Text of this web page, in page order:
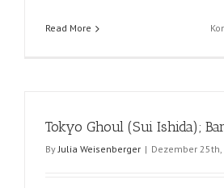
Read More
Tokyo Ghoul (Sui Ishida);
ByJulia Weisenberger | Dezember